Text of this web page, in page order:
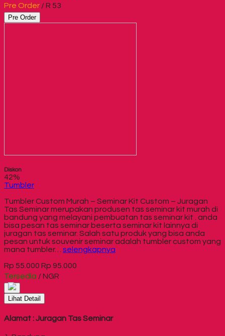
Pre Order / R 53
Pre Order
Diskon
42%
Tumbler
Tumbler Custom Murah – Seminar Kit Custom – Juragan
Tas Seminar merupakan produsen tas seminar kit murah di
bandung yang melayani pembuatan tas seminar kit . anda
bisa pesan tas seminar beserta seminar kit lainnya di
juragan tas seminar. Salah satu produk yang bisa anda
pesan untuk souvenir seminar adalah tumbler custom yang
mana tumbler… selengkapnya
Rp 55.000 Rp 95.000
Tersedia / NGR
Lihat Detail
Alamat : Juragan Tas Seminar